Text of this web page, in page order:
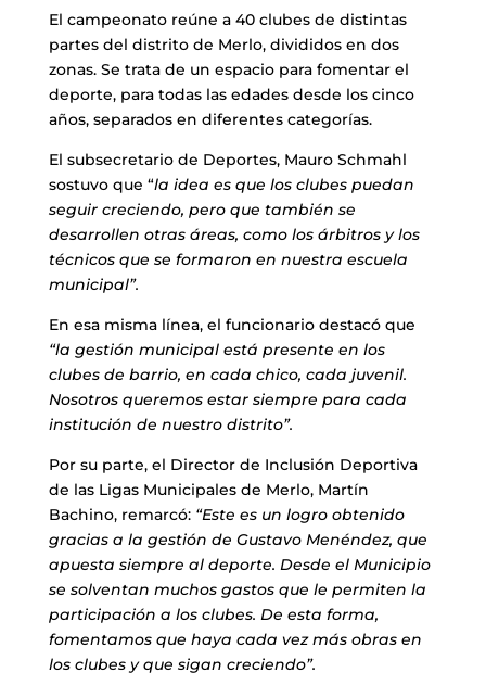
El campeonato reúne a 40 clubes de distintas
partes del distrito de Merlo, divididos en dos
zonas. Se trata de un espacio para fomentar el
deporte, para todas las edades desde los cinco
años, separados en diferentes categorías.
El subsecretario de Deportes, Mauro Schmahl
sostuvo que “la idea es que los clubes puedan
seguir creciendo, pero que también se
desarrollen otras áreas, como los árbitros y los
técnicos que se formaron en nuestra escuela
municipal”.
En esa misma línea, el funcionario destacó que
“la gestión municipal está presente en los
clubes de barrio, en cada chico, cada juvenil.
Nosotros queremos estar siempre para cada
institución de nuestro distrito”.
Por su parte, el Director de Inclusión Deportiva
de las Ligas Municipales de Merlo, Martín
Bachino, remarcó: “Este es un logro obtenido
gracias a la gestión de Gustavo Menéndez, que
apuesta siempre al deporte. Desde el Municipio
se solventan muchos gastos que le permiten la
participación a los clubes. De esta forma,
fomentamos que haya cada vez más obras en
los clubes y que sigan creciendo”.